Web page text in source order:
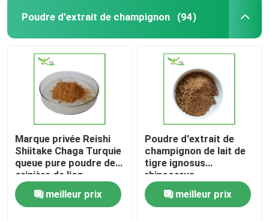
Poudre d'extrait de champignon (94)
Marque privée Reishi
Shiitake Chaga Turquie
queue pure poudre de
crinière de lion
meilleur prix
Poudre d'extrait de
champignon de lait de
tigre ignosus
rhinocerus
meilleur prix